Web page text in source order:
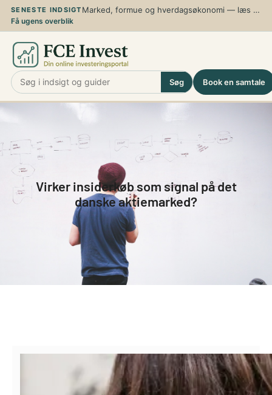
Spring
indhold
SENESTE INDSIGT Marked, formue og hverdagsøkonomi — læs de nyeste analyser, guider og perspektiver
Få ugens overblik
Søg Book en samtale
Virker insiderkøb som signal på det
danske aktiemarked?